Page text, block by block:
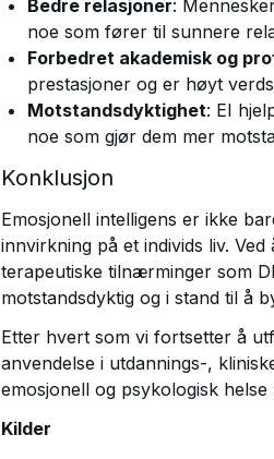
Bedre relasjoner:
noe som fører til sunnere
Forbedret akademisk og
prestasjoner og er høyt
Motstandsdyktighet: EI
noe som gjør dem mer
Konklusjon
Emosjonell intelligens er ikke
innvirkning på et individs liv.
terapeutiske tilnærminger som
motstandsdyktig og i stand til å
Etter hvert som vi fortsetter å
anvendelse i utdannings-,
emosjonell og psykologisk
Kilder